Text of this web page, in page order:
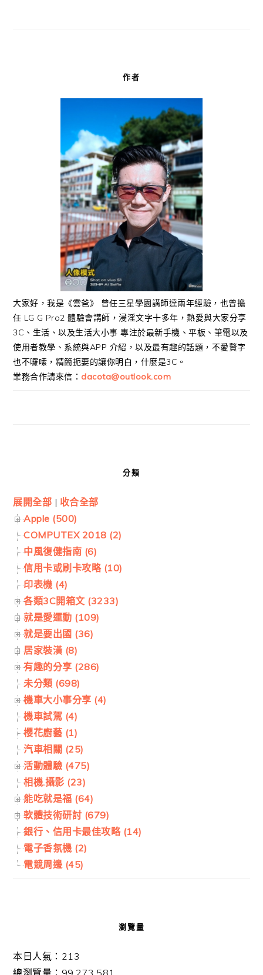
作者
大家好，我是《雲爸》 曾任三星學園講師達兩年經驗，也曾擔
任 LG G Pro2 體驗會講師，浸淫文字十多年，熱愛與大家分享
3C、生活、以及生活大小事 專注於最新手機、平板、筆電以及
使用者教學、系統與APP 介紹，以及最有趣的話題，不愛贅字
也不囉嗦，精簡扼要的讓你明白，什麼是3C。
業務合作請來信： dacota@outlook.com
分類
展開全部 | 收合全部
Apple (500)
COMPUTEX 2018 (2)
中風復健指南 (6)
信用卡或刷卡攻略 (10)
印表機 (4)
各類3C開箱文 (3233)
就是愛運動 (109)
就是要出國 (36)
居家裝潢 (8)
有趣的分享 (286)
未分類 (698)
機車大小事分享 (4)
機車試駕 (4)
櫻花廚藝 (1)
汽車相關 (25)
活動體驗 (475)
相機.攝影 (23)
能吃就是福 (64)
軟體技術研討 (679)
銀行、信用卡最佳攻略 (14)
電子香氛機 (2)
電競周邊 (45)
瀏覽量
本日人氣：213
總瀏覽量：99,273,581